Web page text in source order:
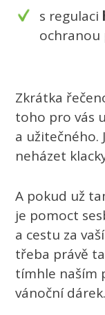
s regulaci
ochranou
Zkrátka
toho pro vás
a užitečného.
neházet
A pokud už
je pomoct
a cestu za
třeba právě
tímhle naším
vánoční dárek.